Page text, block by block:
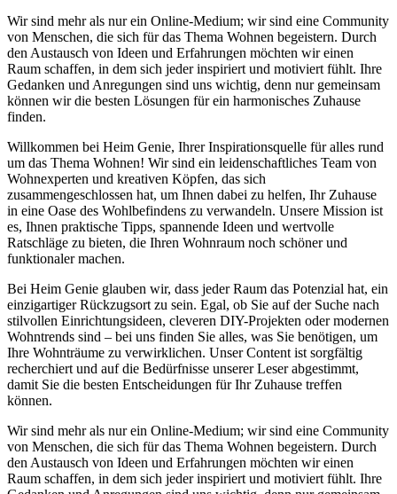
Wir sind mehr als nur ein Online-Medium; wir sind eine Community
von Menschen, die sich für das Thema Wohnen begeistern. Durch
den Austausch von Ideen und Erfahrungen möchten wir einen
Raum schaffen, in dem sich jeder inspiriert und motiviert fühlt. Ihre
Gedanken und Anregungen sind uns wichtig, denn nur gemeinsam
können wir die besten Lösungen für ein harmonisches Zuhause
finden.
Willkommen bei Heim Genie, Ihrer Inspirationsquelle für alles rund
um das Thema Wohnen! Wir sind ein leidenschaftliches Team von
Wohnexperten und kreativen Köpfen, das sich
zusammengeschlossen hat, um Ihnen dabei zu helfen, Ihr Zuhause
in eine Oase des Wohlbefindens zu verwandeln. Unsere Mission ist
es, Ihnen praktische Tipps, spannende Ideen und wertvolle
Ratschläge zu bieten, die Ihren Wohnraum noch schöner und
funktionaler machen.
Bei Heim Genie glauben wir, dass jeder Raum das Potenzial hat, ein
einzigartiger Rückzugsort zu sein. Egal, ob Sie auf der Suche nach
stilvollen Einrichtungsideen, cleveren DIY-Projekten oder modernen
Wohntrends sind – bei uns finden Sie alles, was Sie benötigen, um
Ihre Wohnträume zu verwirklichen. Unser Content ist sorgfältig
recherchiert und auf die Bedürfnisse unserer Leser abgestimmt,
damit Sie die besten Entscheidungen für Ihr Zuhause treffen
können.
Wir sind mehr als nur ein Online-Medium; wir sind eine Community
von Menschen, die sich für das Thema Wohnen begeistern. Durch
den Austausch von Ideen und Erfahrungen möchten wir einen
Raum schaffen, in dem sich jeder inspiriert und motiviert fühlt. Ihre